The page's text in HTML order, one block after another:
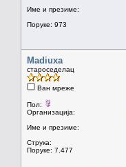
Име и презиме:
Поруке: 973
Madiuxa
староседелац
Ван мреже
Пол:
Организација:
Име и презиме:
Струка:
Поруке: 7.477